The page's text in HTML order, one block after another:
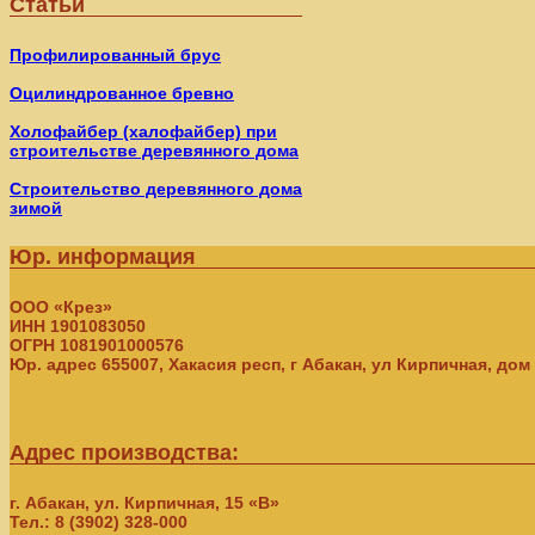
Статьи
Профилированный брус
Оцилиндрованное бревно
Холофайбер (халофайбер) при
строительстве деревянного дома
Строительство деревянного дома
зимой
Юр. информация
ООО «Крез»
ИНН 1901083050
ОГРН 1081901000576
Юр. адрес 655007, Хакасия респ, г Абакан, ул Кирпичная, дом
Адрес производства:
г. Абакан, ул. Кирпичная, 15 «В»
Тел.: 8 (3902) 328-000